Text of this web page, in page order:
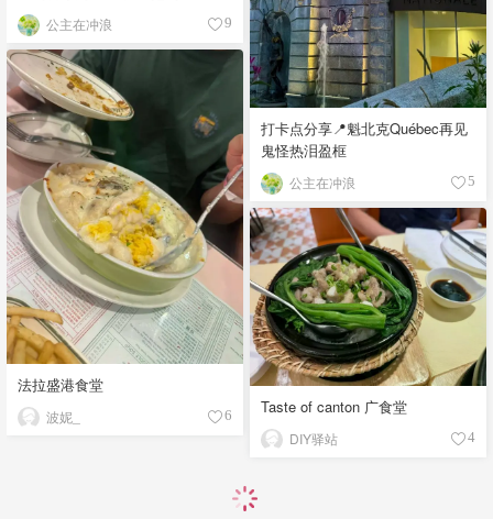
公主在冲浪 9
打卡点分享📍魁北克Québec再见
鬼怪热泪盈框
公主在冲浪 5
法拉盛港食堂
波妮_ 6 Taste of canton 广食堂
DIY驿站 4